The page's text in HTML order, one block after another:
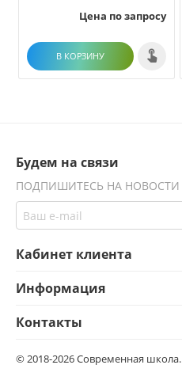
Стребелевой)Цена по запросу
В КОРЗИНУ
Будем на связи
ПОДПИШИТЕСЬ НА НОВОСТИ
Кабинет клиента
Информация
Контакты
© 2018-2026 Современная школа.